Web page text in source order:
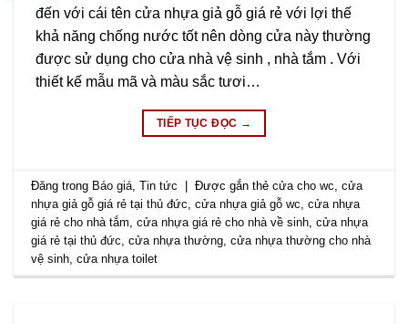
đến với cái tên cửa nhựa giả gỗ giá rẻ với lợi thế
khả năng chống nước tốt nên dòng cửa này thường
được sử dụng cho cửa nhà vệ sinh , nhà tắm . Với
thiết kế mẫu mã và màu sắc tươi…
TIẾP TỤC ĐỌC →
Đăng trong Báo giá ,Tin tức Được gắn thẻcửa cho wc ,cửa
nhựa giả gỗ giá rẻ tại thủ đức ,cửa nhựa giả gỗ wc ,cửa nhựa
giá rẻ cho nhà tắm ,cửa nhựa giá rẻ cho nhà về sinh ,cửa nhựa
giá rẻ tại thủ đức ,cửa nhựa thường ,cửa nhựa thường cho nhà
vệ sinh ,cửa nhựa toilet